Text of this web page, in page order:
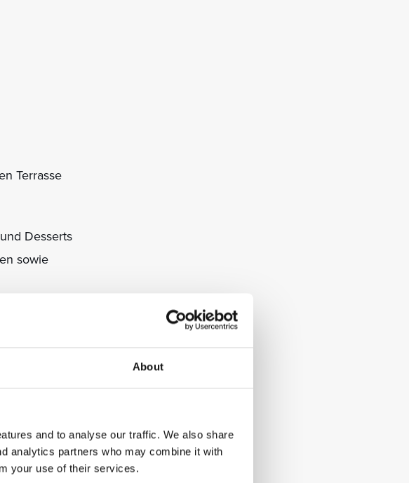
About
and to analyse our traffic. We also share
analytics partners who may combine it with
your use of their services.
Terrasse
Desserts
sowie